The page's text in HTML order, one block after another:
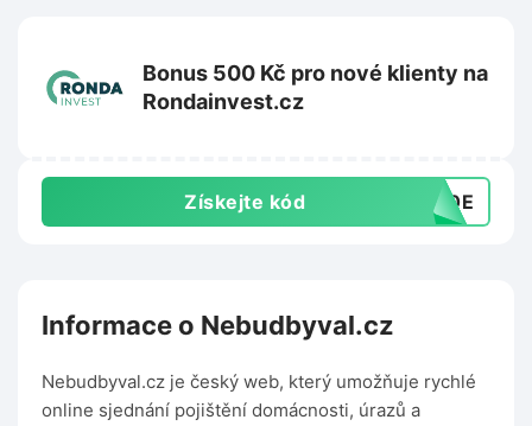
Bonus 500 Kč pro nové klienty na
Rondainvest.cz
Získejte kód 500E
Informace o Nebudbyval.cz
Nebudbyval.cz je český web, který umožňuje rychlé
online sjednání pojištění domácnosti, úrazů a